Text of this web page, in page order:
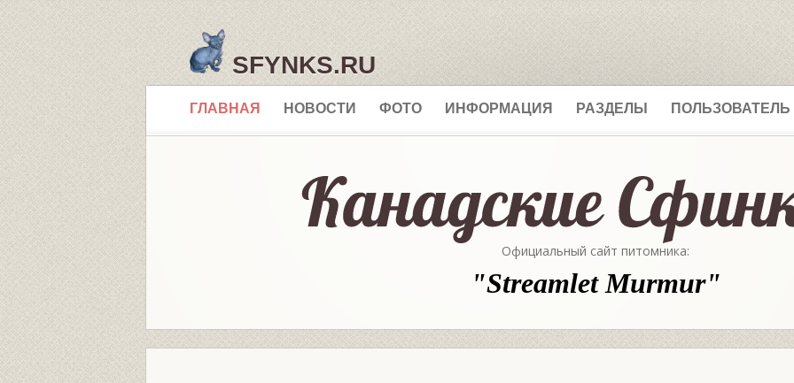
SFYNKS.RU
ГЛАВНАЯ НОВОСТИ ФОТО ИНФОРМАЦИЯ РАЗДЕЛЫ ПОЛЬЗОВАТЕЛЬ
Официальный сайт питомника:
"Streamlet Murmur"